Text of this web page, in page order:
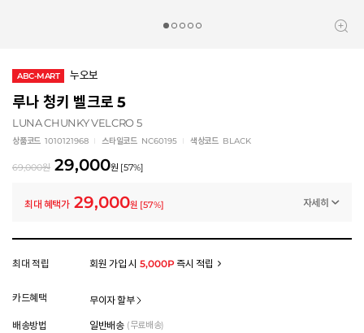
ABC-MART 누오보
루나 청키 벨크로 5
LUNA CHUNKY VELCRO 5
상품코드 1010121968 스타일코드 NC60195 색상코드 BLACK
69,000원 29,000원 [57%]
최대 혜택가 29,000원 [57%] 자세히
멤버십 상시 할인
모든 혜택이 적용된 금액으로, 실제 결제 금액과는 차이가 있을 수 있습니다.
최대 적립 회원 가입 시 5,000P즉시 적립
카드혜택 무이자 할부
배송방법 일반배송 (무료배송)